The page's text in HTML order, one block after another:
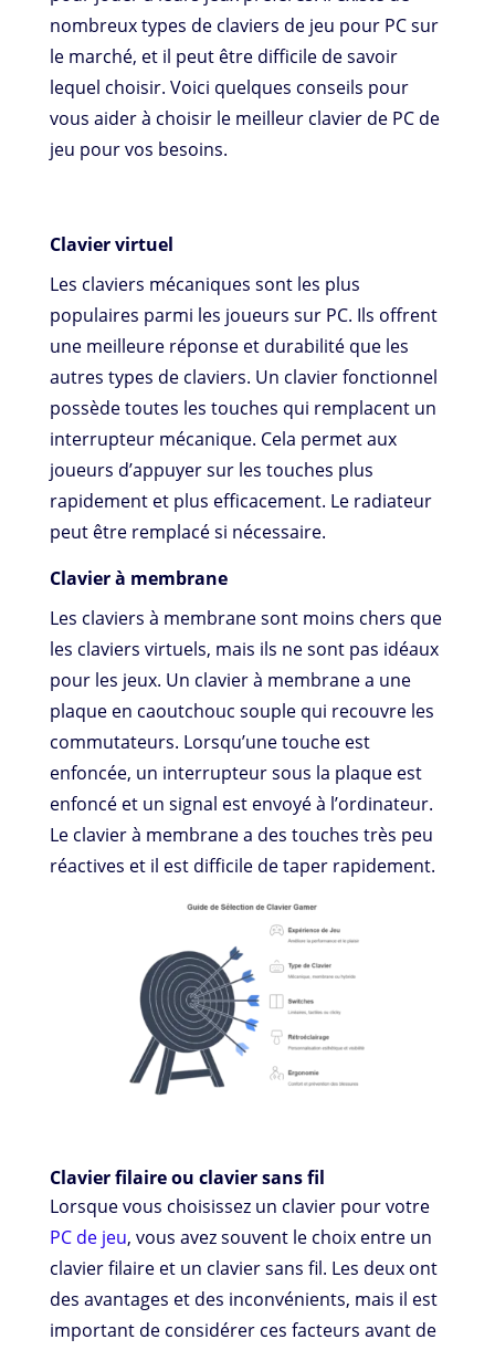
nombreux types de claviers de jeu pour PC sur
le marché, et il peut être difficile de savoir
lequel choisir. Voici quelques conseils pour
vous aider à choisir le meilleur clavier de PC de
jeu pour vos besoins.
Clavier virtuel
Les claviers mécaniques sont les plus
populaires parmi les joueurs sur PC. Ils offrent
une meilleure réponse et durabilité que les
autres types de claviers. Un clavier fonctionnel
possède toutes les touches qui remplacent un
interrupteur mécanique. Cela permet aux
joueurs d’appuyer sur les touches plus
rapidement et plus efficacement. Le radiateur
peut être remplacé si nécessaire.
Clavier à membrane
Les claviers à membrane sont moins chers que
les claviers virtuels, mais ils ne sont pas idéaux
pour les jeux. Un clavier à membrane a une
plaque en caoutchouc souple qui recouvre les
commutateurs. Lorsqu’une touche est
enfoncée, un interrupteur sous la plaque est
enfoncé et un signal est envoyé à l’ordinateur.
Le clavier à membrane a des touches très peu
réactives et il est difficile de taper rapidement.
Clavier filaire ou clavier sans fil
Lorsque vous choisissez un clavier pour votre
PC de jeu, vous avez souvent le choix entre un
clavier filaire et un clavier sans fil. Les deux ont
des avantages et des inconvénients, mais il est
important de considérer ces facteurs avant de